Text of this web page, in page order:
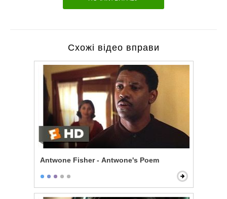
Схожі відео вправи
Antwone Fisher - Antwone's Poem